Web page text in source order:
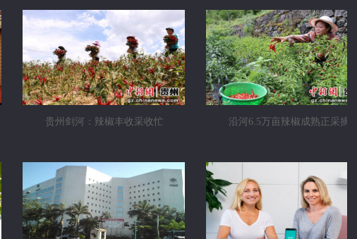
贵州剑河：辣椒丰收采收忙 沿河6.5万亩辣椒成熟正采摘